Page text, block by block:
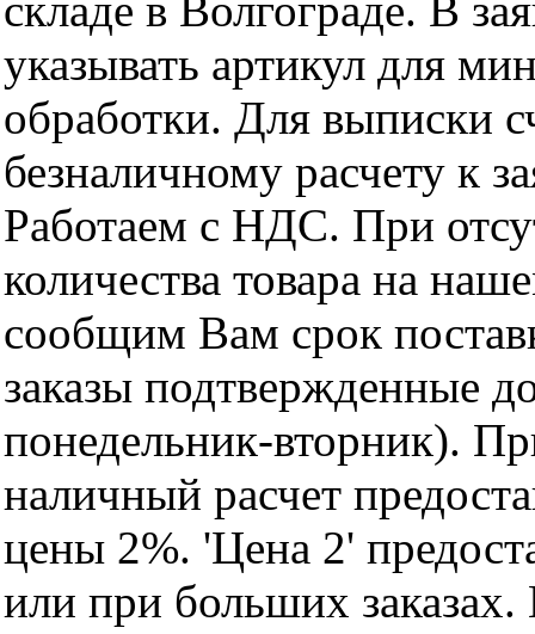
указывать артикул для
обработки. Для выписки
безналичному расчету к
Работаем с НДС. При
количества товара на
сообщим Вам срок
заказы подтвержденные
понедельник-вторник).
наличный расчет
цены 2%. 'Цена 2'
или при больших